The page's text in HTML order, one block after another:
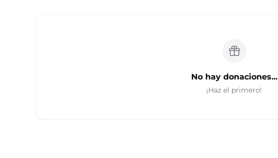
No hay donaciones...
¡Haz el primero!